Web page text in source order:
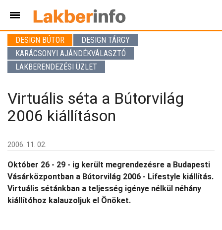
DESIGN BÚTOR
DESIGN TÁRGY
KARÁCSONYI AJÁNDÉKVÁLASZTÓ
LAKBERENDEZÉSI ÜZLET
Virtuális séta a Bútorvilág
2006 kiállításon
2006. 11. 02.
Október 26 - 29 - ig került megrendezésre a Budapesti
Vásárközpontban a Bútorvilág 2006 - Lifestyle kiállítás.
Virtuális sétánkban a teljesség igénye nélkül néhány
kiállítóhoz kalauzoljuk el Önöket.